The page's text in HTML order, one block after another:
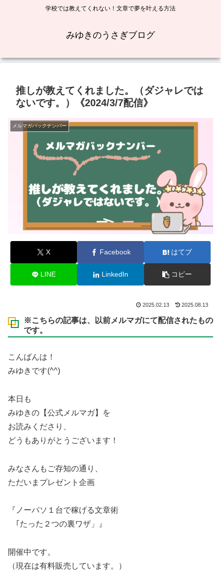
学校では教えてくれない！文章で夢を叶える方法
みゆきのうさぎブログ
推しが教えてくれました。（ダジャレでは
ないです。）《2024/3/7配信》
メルマガバックナンバー
X Facebook はてブ
LINE LinkedIn コピー
2025.02.13 2025.08.13
※こちらの記事は、以前メルマガにて配信されたもの
です。
こんばんは！
みゆきです(^^)
本日も
みゆきの【公式メルマガ】を
お読みくださり、
どうもありがとうございます！
みなさんもご存知の通り、
ただいまプレゼント企画
『ノーパソ１台で稼げる文章術
｢たった２つの裏ワザ」』
開催中です。
（現在は有料販売しています。）